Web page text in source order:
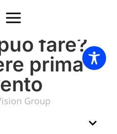
in
fare?
prima
Group